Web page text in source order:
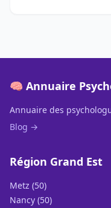
🧠 Annuaire
Annuaire des
Blog →
Région Grand Est
Metz (50)
Nancy (50)